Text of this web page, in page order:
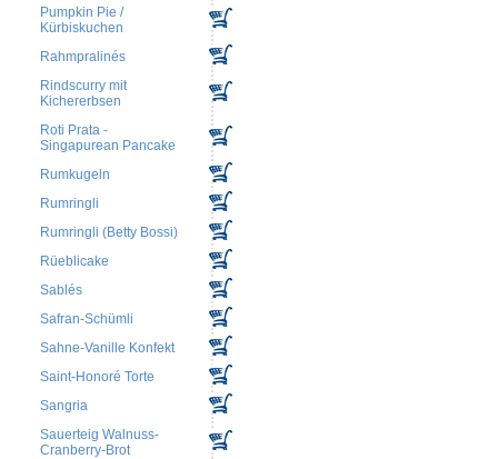
Pumpkin Pie /
Kürbiskuchen
Rahmpralinés
Rindscurry mit
Kichererbsen
Roti Prata -
Singapurean Pancake
Rumkugeln
Rumringli
Rumringli (Betty Bossi)
Rüeblicake
Sablés
Safran-Schümli
Sahne-Vanille Konfekt
Saint-Honoré Torte
Sangria
Sauerteig Walnuss-
Cranberry-Brot